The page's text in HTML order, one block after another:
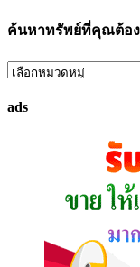
ค้นหาทรัพย์ที่คุณต้อ
ค้นหา
ที่
ads